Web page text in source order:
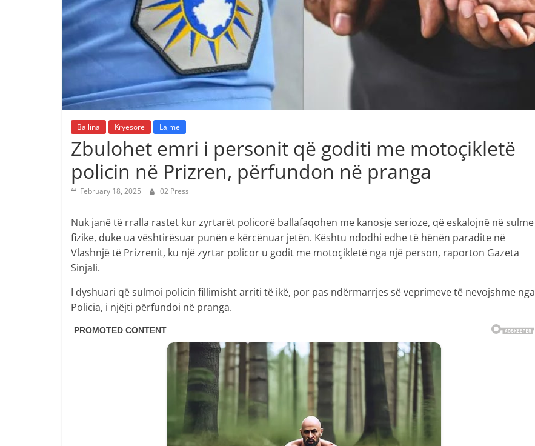
Ballina Kryesore Lajme
Zbulohet emri i personit që goditi me motoçikletë
policin në Prizren, përfundon në pranga
February 18, 2025 02 Press
Nuk janë të rralla rastet kur zyrtarët policorë ballafaqohen me kanosje serioze, që eskalojnë në sulme
fizike, duke ua vështirësuar punën e kërcënuar jetën. Kështu ndodhi edhe të hënën paradite në
Vlashnjë të Prizrenit, ku një zyrtar policor u godit me motoçikletë nga një person, raporton Gazeta
Sinjali.
I dyshuari që sulmoi policin fillimisht arriti të ikë, por pas ndërmarrjes së veprimeve të nevojshme nga
Policia, i njëjti përfundoi në pranga.